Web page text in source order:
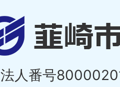
法人番号